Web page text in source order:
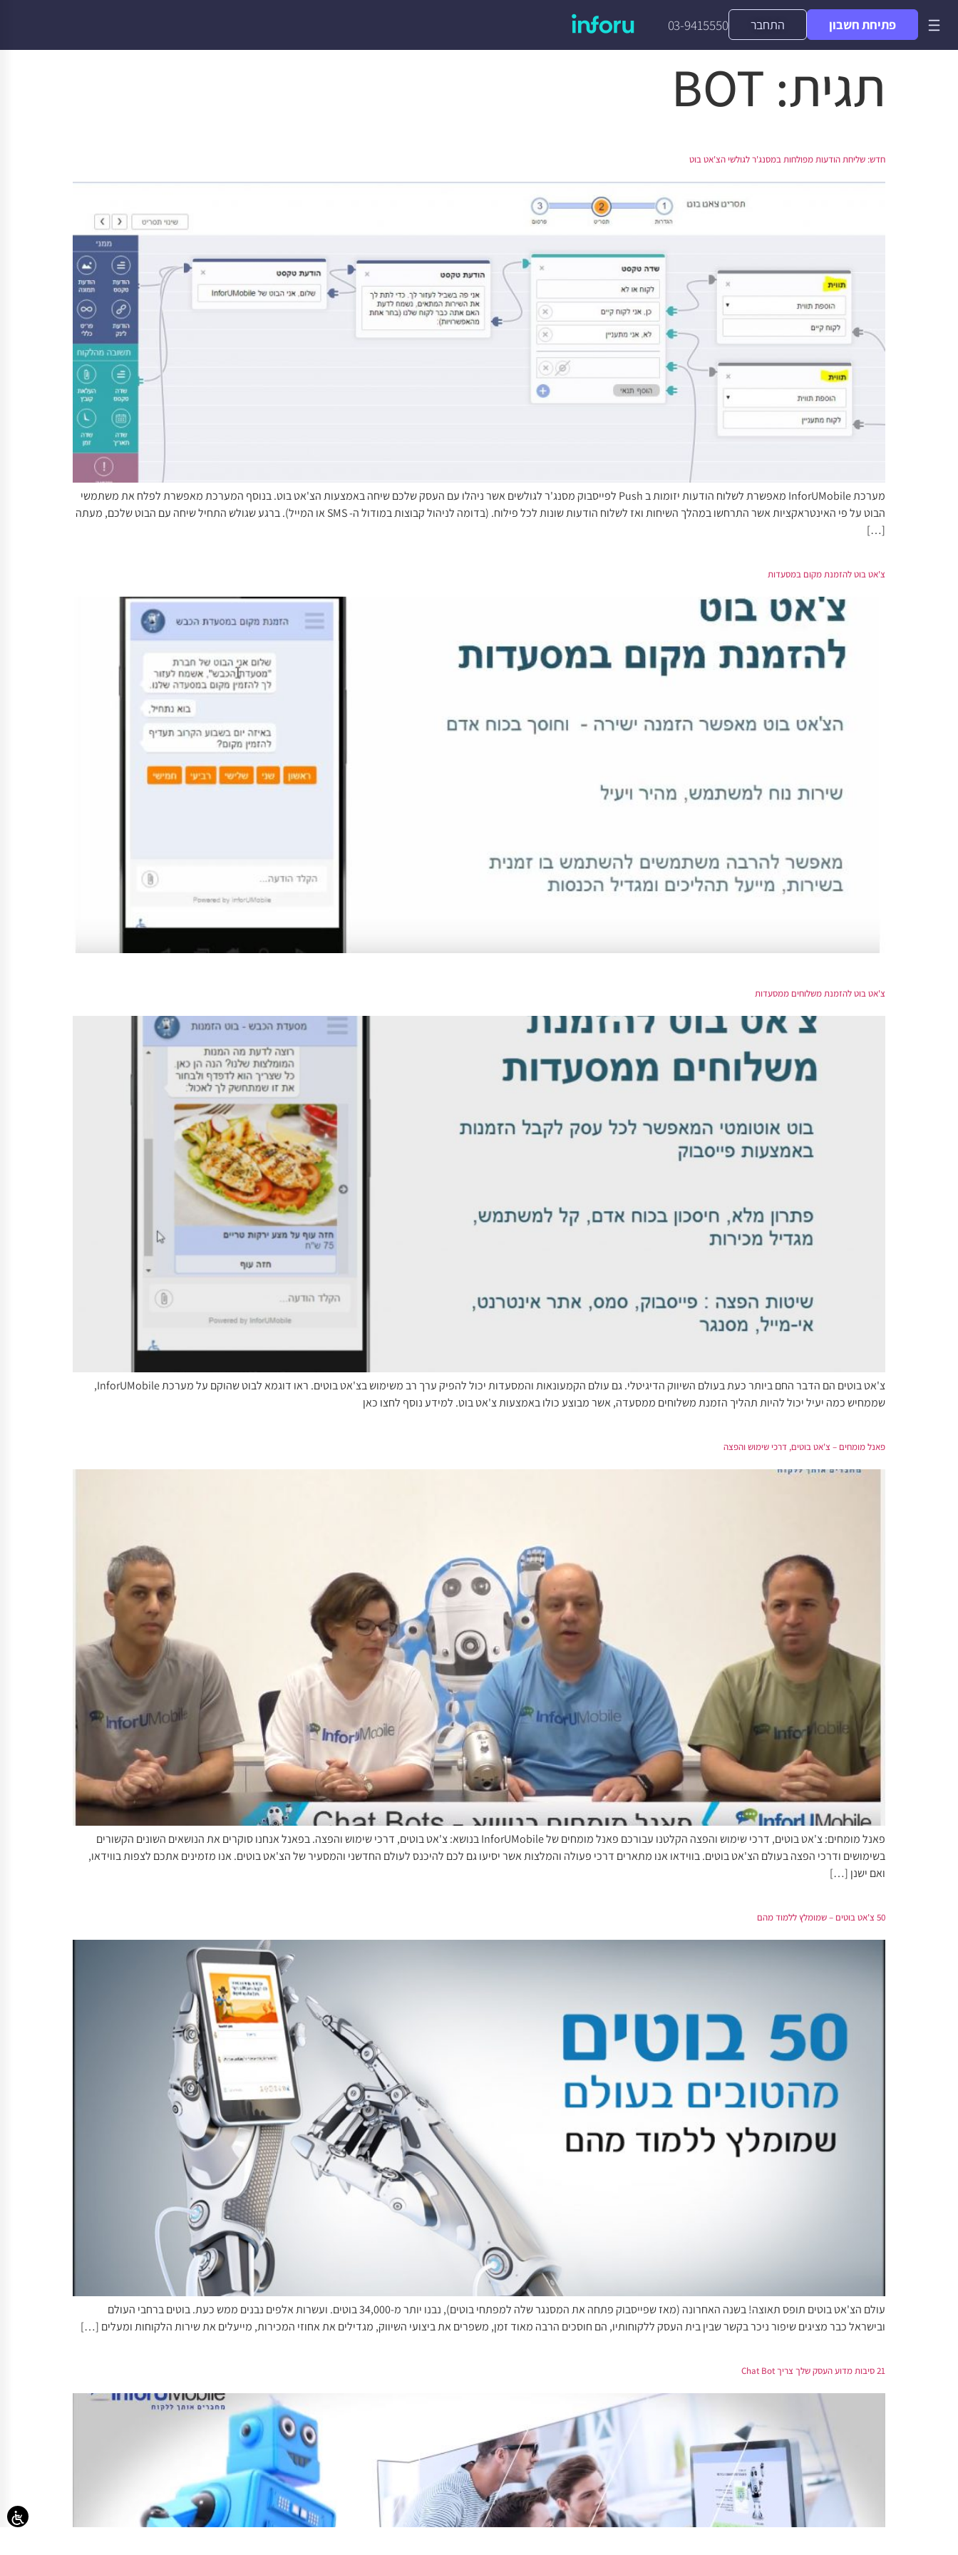
03-9415550 התחבר פתיחת חשבון
תגית: BOT
חדש: שליחת הודעות מפולחות במסנג'ר לגולשי הצ'אט בוט
מערכת InforUMobile מאפשרת לשלוח הודעות יזומות ב Push לפייסבוק מסנג'ר לגולשים אשר ניהלו עם העסק שלכם שיחה באמצעות הצ'אט בוט. בנוסף המערכת מאפשרת לפלח את משתמשי
הבוט על פי האינטראקציות אשר התרחשו במהלך השיחות ואז לשלוח הודעות שונות לכל פילוח. (בדומה לניהול קבוצות במודול ה- SMS או המייל). ברגע שגולש התחיל שיחה עם הבוט שלכם, מעתה
[…]
צ'אט בוט להזמנת מקום במסעדות
צ'אט בוט להזמנת משלוחים ממסעדות
צ'אט בוטים הם הדבר החם ביותר כעת בעולם השיווק הדיגיטלי. גם עולם הקמעונאות והמסעדות יכול להפיק ערך רב משימוש בצ'אט בוטים. ראו דוגמא לבוט שהוקם על מערכת InforUMobile,
שממחיש כמה יעיל יכול להיות תהליך הזמנת משלוחים ממסעדה, אשר מבוצע כולו באמצעות צ'אט בוט. למידע נוסף לחצו כאן
פאנל מומחים – צ'אט בוטים, דרכי שימוש והפצה
פאנל מומחים: צ'אט בוטים, דרכי שימוש והפצה הקלטנו עבורכם פאנל מומחים של InforUMobile בנושא: צ'אט בוטים, דרכי שימוש והפצה. בפאנל אנחנו סוקרים את הנושאים השונים הקשורים
בשימושים ודרכי הפצה בעולם הצ'אט בוטים. בווידאו אנו מתארים דרכי פעולה והמלצות אשר יסיעו גם לכם להיכנס לעולם החדשני והמסעיר של הצ'אט בוטים. אנו מזמינים אתכם לצפות בווידאו,
ואם ישנן […]
50 צ'אט בוטים – שמומלץ ללמוד מהם
עולם הצ'אט בוטים תופס תאוצה! בשנה האחרונה (מאז שפייסבוק פתחה את המסנגר שלה למפתחי בוטים), נבנו יותר מ-34,000 בוטים. ועשרות אלפים נבנים ממש כעת. בוטים ברחבי העולם
ובישראל כבר מציגים שיפור ניכר בקשר שבין בית העסק ללקוחותיו, הם חוסכים הרבה מאוד זמן, משפרים את ביצועי השיווק, מגדילים את אחוזי המכירות, מייעלים את שירות הלקוחות ומעלים […]
21 סיבות מדוע העסק שלך צריך Chat Bot